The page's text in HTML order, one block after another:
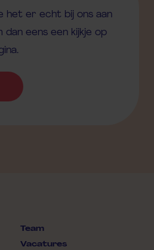
het er echt bij ons aan
eens een kijkje op
Team
Vacatures